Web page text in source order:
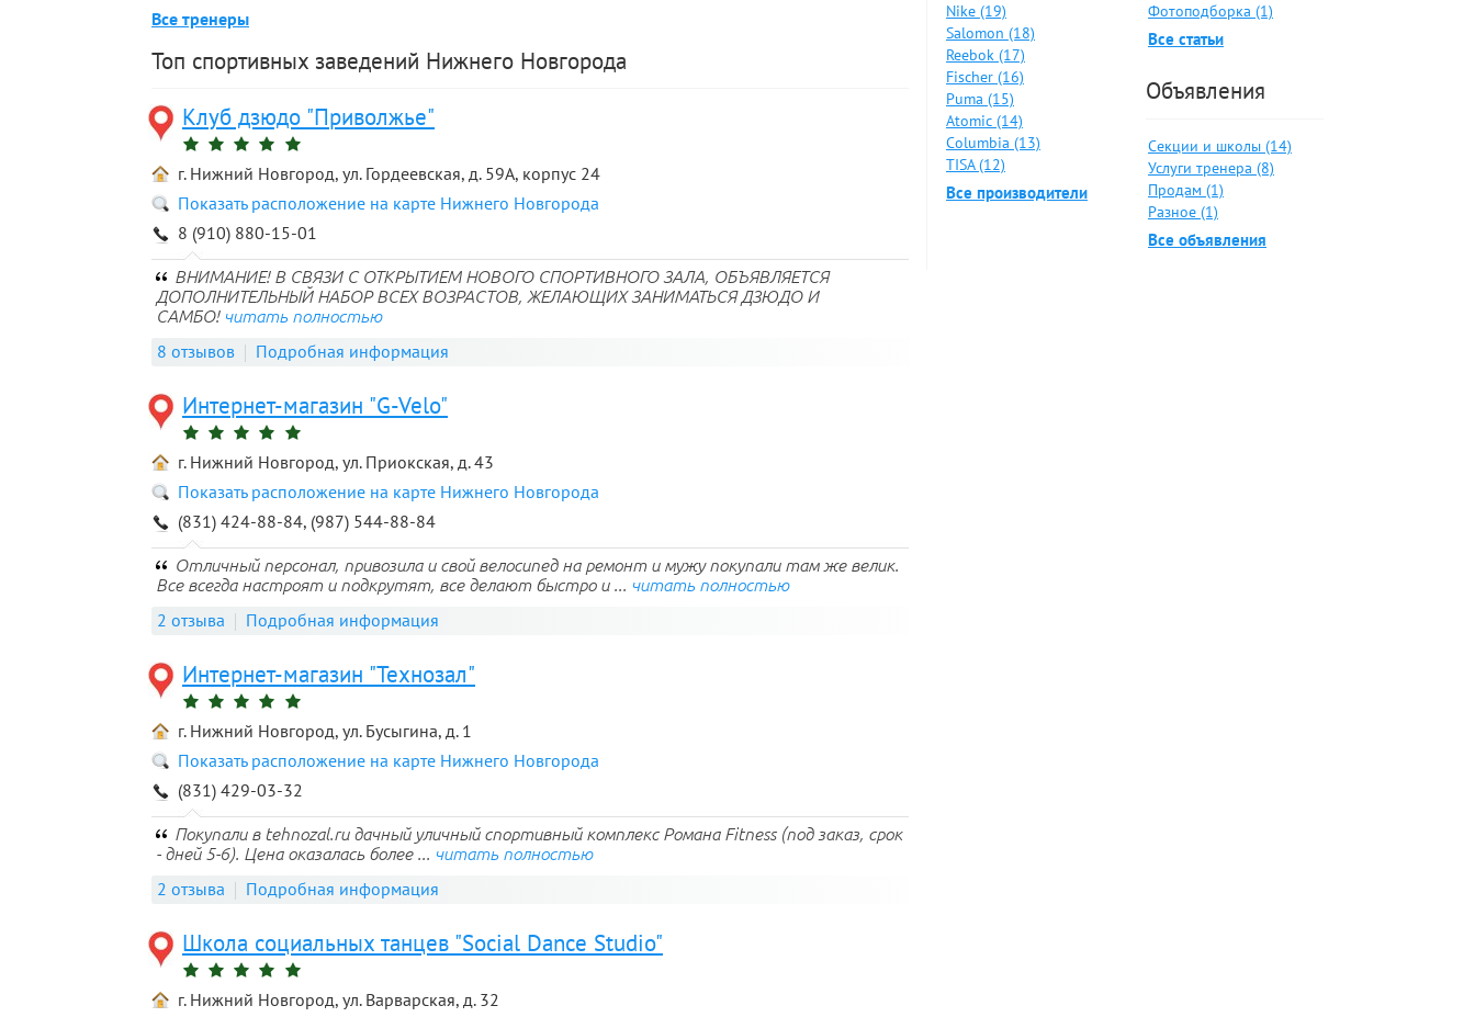
Все тренеры
Топ спортивных заведений Нижнего Новгорода
Клуб дзюдо "Приволжье"
г. Нижний Новгород, ул. Гордеевская, д. 59А, корпус 24
Показать расположение на карте Нижнего Новгорода
8 (910) 880-15-01
ВНИМАНИЕ! В СВЯЗИ С ОТКРЫТИЕМ НОВОГО СПОРТИВНОГО ЗАЛА, ОБЪЯВЛЯЕТСЯ
ДОПОЛНИТЕЛЬНЫЙ НАБОР ВСЕХ ВОЗРАСТОВ, ЖЕЛАЮЩИХ ЗАНИМАТЬСЯ ДЗЮДО И
САМБО! читать полностью
8 отзывов Подробная информация
Интернет-магазин "G-Velo"
г. Нижний Новгород, ул. Приокская, д. 43
Показать расположение на карте Нижнего Новгорода
(831) 424-88-84, (987) 544-88-84
Отличный персонал, привозила и свой велосипед на ремонт и мужу покупали там же велик.
Все всегда настроят и подкрутят, все делают быстро и ... читать полностью
2 отзыва Подробная информация
Интернет-магазин "Технозал"
г. Нижний Новгород, ул. Бусыгина, д. 1
Показать расположение на карте Нижнего Новгорода
(831) 429-03-32
Покупали в tehnozal.ru дачный уличный спортивный комплекс Романа Fitness (под заказ, срок
- дней 5-6). Цена оказалась более ... читать полностью
2 отзыва Подробная информация
Школа социальных танцев "Social Dance Studio"
г. Нижний Новгород, ул. Варварская, д. 32
Nike (19)
Salomon (18)
Reebok (17)
Fischer (16)
Puma (15)
Atomic (14)
Columbia (13)
TISA (12)
Все производители
Фотоподборка (1)
Все статьи
Объявления
Секции и школы (14)
Услуги тренера (8)
Продам (1)
Разное (1)
Все объявления